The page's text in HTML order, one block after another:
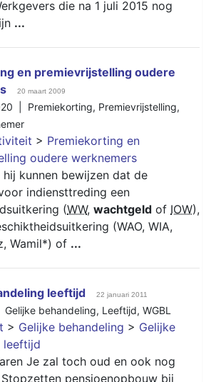
die na 1 juli 2015 nog
...
en premievrijstelling oudere
20 maart 2009
| Premiekorting, Premievrijstelling,
> Premiekorting en
oudere werknemers
kunnen bewijzen dat de
indiensttreding een
(WW, wachtgeld of IOW),
(WAO, WIA,
Wamil*) of ...
leeftijd 22 januari 2011
Gelijke behandeling, Leeftijd, WGBL
> Gelijke behandeling > Gelijke
leeftijd
Je zal toch oud en ook nog
pensioenopbouw bij